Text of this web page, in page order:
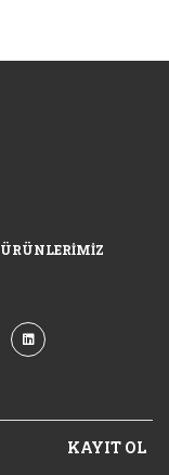
ÜRÜNLERIMIZ
KAYIT OL